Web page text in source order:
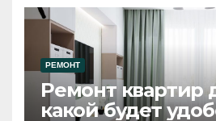
РЕМОНТ
Ремонт квартир
какой будет